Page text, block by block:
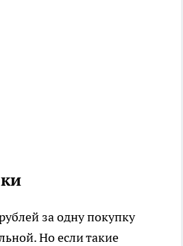
за одну покупку
Но если такие